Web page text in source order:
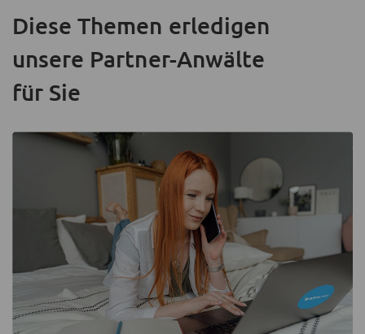
Diese Themen erledigen
unsere Partner-Anwälte
für Sie